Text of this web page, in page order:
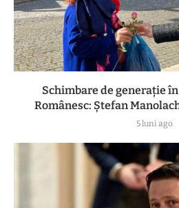
Schimbare de generație
Românesc: Ștefan
5 luni ago